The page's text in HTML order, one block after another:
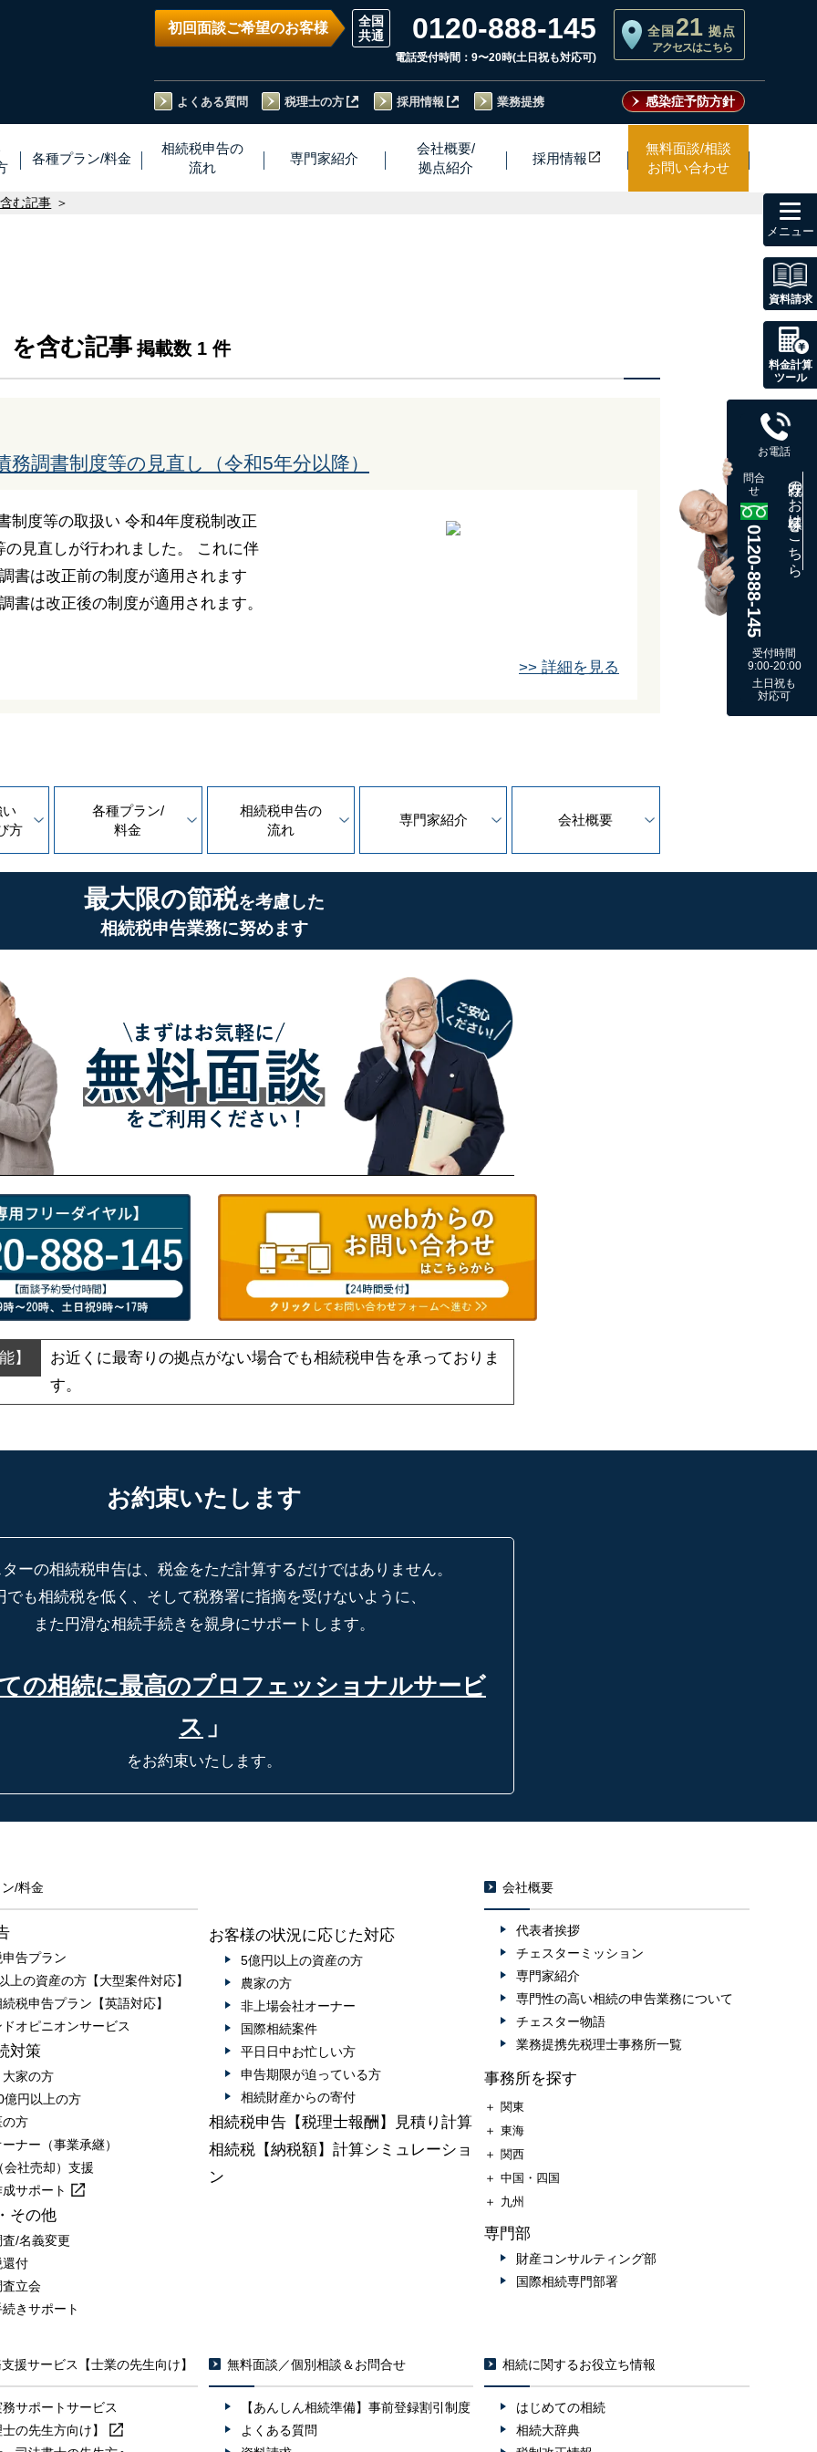
初回面談ご希望のお客様 0120-888-145
電話受付時間：9〜20時(土日祝も対応可)
全国 21 拠点
アクセスはこちら
よくある質問 税理士の方 採用情報 業務提携 感染症予防方針
各種プラン/料金
相続税申告の
流れ
専門家紹介
会社概要/
拠点紹介
採用情報
無料面談/相談
お問い合わせ
む記事
を含む記事 掲載数 1 件
調書制度等の見直し（令和5年分以降）
制度等の取扱い 令和4年度税制改正
見直しが行われました。 これに伴
書は改正前の制度が適用されます
書は改正後の制度が適用されます。
>> 詳細を見る
方
各種プラン/
料金
相続税申告の
流れ
専門家紹介 会社概要
最大限の節税を考慮した
相続税申告業務に努めます
お近くに最寄りの拠点がない場合でも相続税申告を承っておりま
す。
お約束いたします
ーの相続税申告は、税金をただ計算するだけではありません。
でも相続税を低く、そして税務署に指摘を受けないように、
また円滑な相続手続きを親身にサポートします。
の相続に最高のプロフェッショナルサービ
ス 」
をお約束いたします。
資料請求
料金計算
ツール
お電話
問合
せ
0120-888-145
既存のお客様はこちら
受付時間
9:00-20:00
土日祝も
対応可
/料金
告プラン
上の資産の方【大型案件対応】
税申告プラン【英語対応】
オピニオンサービス
対策
家の方
億円以上の方
の方
ナー（事業承継）
会社売却）支援
成サポート
その他
/名義変更
還付
立会
きサポート
お客様の状況に応じた対応
5億円以上の資産の方
農家の方
非上場会社オーナー
国際相続案件
平日日中お忙しい方
申告期限が迫っている方
相続財産からの寄付
相続税申告【税理士報酬】見積り計算
相続税【納税額】計算シミュレーショ
ン
会社概要
代表者挨拶
チェスターミッション
専門家紹介
専門性の高い相続の申告業務について
チェスター物語
業務提携先税理士事務所一覧
事務所を探す
＋ 関東
＋ 東海
＋ 関西
＋ 中国・四国
＋ 九州
専門部
財産コンサルティング部
国際相続専門部署
援サービス【士業の先生向け】
サポートサービス
の先生方向け】
無料面談／個別相談＆お問合せ
【あんしん相続準備】事前登録割引制度
よくある質問
相続に関するお役立ち情報
はじめての相続
相続大辞典